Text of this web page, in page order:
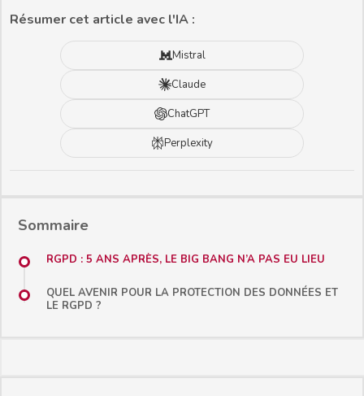
Résumer cet article avec l'IA :
Mistral
Claude
ChatGPT
Perplexity
Sommaire
RGPD : 5 ANS APRÈS, LE BIG BANG N’A PAS EU LIEU
QUEL AVENIR POUR LA PROTECTION DES DONNÉES ET
LE RGPD ?